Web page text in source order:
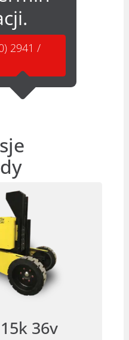
2941 /
36v